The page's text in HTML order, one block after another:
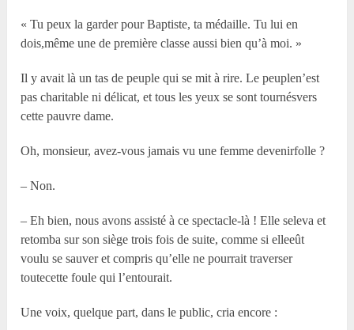
« Tu peux la garder pour Baptiste, ta médaille. Tu lui en
dois,même une de première classe aussi bien qu’à moi. »
Il y avait là un tas de peuple qui se mit à rire. Le peuplen’est
pas charitable ni délicat, et tous les yeux se sont tournésvers
cette pauvre dame.
Oh, monsieur, avez-vous jamais vu une femme devenirfolle ?
– Non.
– Eh bien, nous avons assisté à ce spectacle-là ! Elle seleva et
retomba sur son siège trois fois de suite, comme si elleeût
voulu se sauver et compris qu’elle ne pourrait traverser
toutecette foule qui l’entourait.
Une voix, quelque part, dans le public, cria encore :